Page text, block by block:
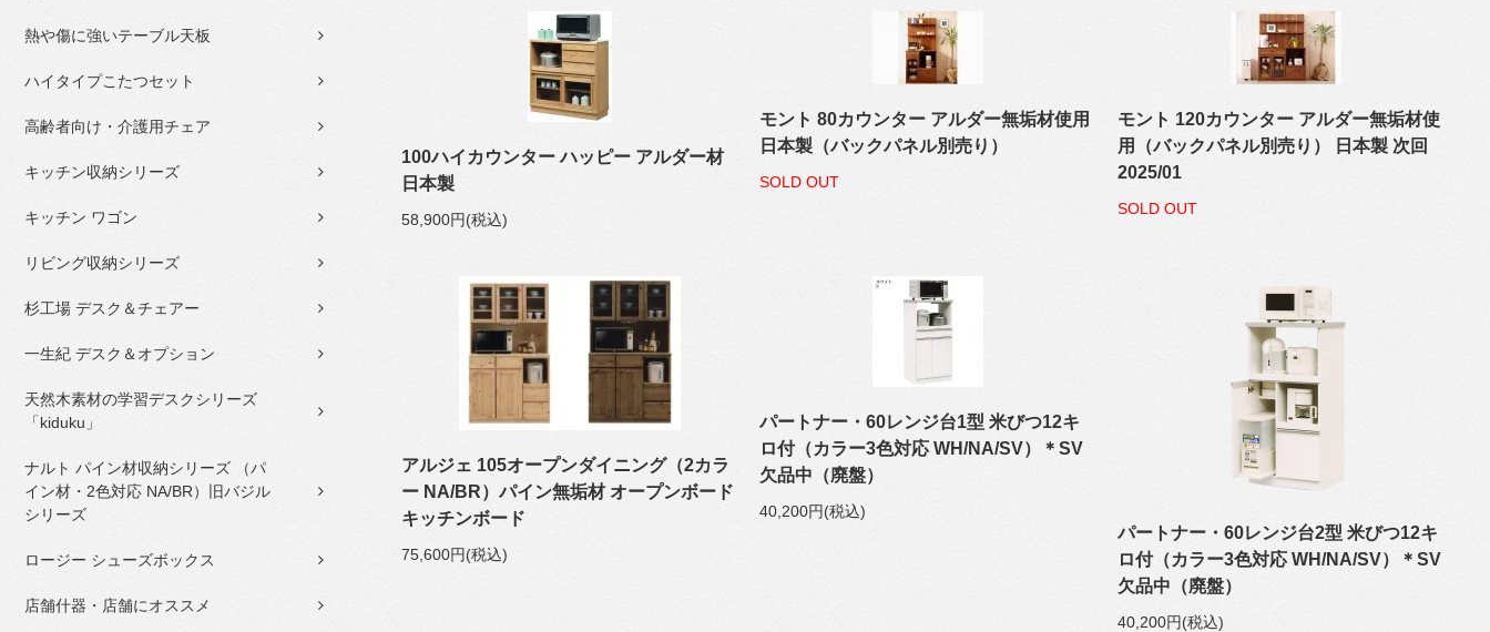
熱や傷に強いテーブル天板
ハイタイプこたつセット
高齢者向け・介護用チェア
キッチン収納シリーズ
キッチン ワゴン
リビング収納シリーズ
杉工場 デスク＆チェアー
一生紀 デスク＆オプション
天然木素材の学習デスクシリーズ
「kiduku」
ナルト パイン材収納シリーズ （パ
イン材・2色対応 NA/BR）旧バジル
シリーズ
ロージー シューズボックス
店舗什器・店舗にオススメ
100ハイカウンター ハッピー アルダー材
日本製
58,900円(税込)
モント 80カウンター アルダー無垢材使用
日本製（バックパネル別売り）
SOLD OUT
モント 120カウンター アルダー無垢材使
用（バックパネル別売り） 日本製 次回
2025/01
SOLD OUT
アルジェ 105オープンダイニング（2カラ
ー NA/BR）パイン無垢材 オープンボード
キッチンボード
75,600円(税込)
パートナー・60レンジ台1型 米びつ12キ
ロ付（カラー3色対応 WH/NA/SV）＊SV
欠品中（廃盤）
40,200円(税込)
パートナー・60レンジ台2型 米びつ12キ
ロ付（カラー3色対応 WH/NA/SV）＊SV
欠品中（廃盤）
40,200円(税込)